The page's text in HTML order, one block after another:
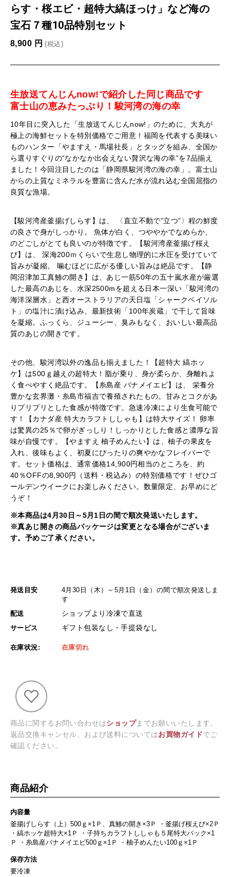
らす・桜エビ・超特大縞ほっけ」など海の
宝石７種10品特別セット
8,900 円 (税込)
生放送てんじんnow!で紹介した同じ商品です
富士山の恵みたっぷり！駿河湾の海の幸
10年目に突入した「生放送てんじんnow!」のために、大丸が
極上の海鮮セットを特別価格でご用意！福岡を代表する美味い
ものハンター「やますえ・馬場社長」とタッグを組み、全国か
ら選りすぐりの“なかなか出会えない贅沢な海の幸”を7品揃え
ました！今回注目したのは「静岡県駿河湾の海の幸」。富士山
からの上質なミネラルを豊富に含んだ水が流れ込む全国屈指の
良質な漁場。
【駿河湾産釜揚げしらす】は、 〈直立不動で”立つ”〉程の鮮度
の良さで身がしっかり。 魚体が白く、つややかでなめらか、
のどごしがとても良いのが特徴です。【駿河湾産釜揚げ桜え
び】は、 深海200ｍくらいで生息し物理的に水圧を受けていて
旨みが凝縮。 噛むほどに広がる優しい旨みは絶品です。【静
岡沼津加工真鯵の開き】は、あじ一筋50年の五十嵐水産が厳選
した最高のあじを、水深2500mを超える日本一深い「駿河湾の
海洋深層水」と西オーストラリアの天日塩「シャークベイソル
ト」の塩汁に漬け込み、最新技術「100年炭蔵」で干して旨味
を凝縮。ふっくら、ジューシー、臭みもなく、おいしい最高品
質のあじの開きです。
その他、駿河湾以外の逸品も揃えました！【超特大 縞ホッ
ケ】は500ｇ越えの超特大！脂が乗り、身が柔らか、身離れよ
く食べやすく絶品です。【糸島産 バナメイエビ】は、 栄養分
豊かな玄界灘・糸島市福吉で養殖されたもの。甘みとコクがあ
りプリプリとした食感が特徴です。急速冷凍により生食可能で
す！【カナダ産 特大カラフトししゃも】は特大サイズ！ 卵率
は驚異の25％で卵がぎっしり！しっかりとした食感と濃厚な旨
味が自慢です。【やますえ 柚子めんたい】は、柚子の果皮を
入れ、後味もよく、初夏にぴったりの爽やかなフレイバーで
す。セット価格は、通常価格14,900円相当のところを、約
40％OFFの8,900円（送料・税込み）の特別価格です！ぜひゴ
ールデンウイークにお楽しみください。数量限定、お早めにど
うぞ！
※本商品は4月30日～5月1日の間で順次発送いたします。
※真あじ開きの商品パッケージは変更となる場合がございま
す。予めご了承ください。
発送目安
4月30日（木）～5月1日（金）の間で順次発送しま
す​
配送
ショップより冷凍で直送
サービス ギフト包装なし・手提袋なし
在庫状況: 在庫切れ
商品に関するお問い合わせはショップまでお願いいたします。
返品交換キャンセル、および送料についてはお買物ガイドでご
確認ください。
商品紹介
内容量
釜揚げしらす（上）500ｇ×1Ｐ、真鯵の開き×3Ｐ ・釜揚げ桜えび×2Ｐ
・縞ホッケ超特大×1Ｐ ・子持ちカラフトししゃも５尾特大パック×1
Ｐ ・糸島産バナメイエビ500ｇ×1Ｐ ・柚子めんたい100ｇ×1Ｐ
保存方法
要冷凍